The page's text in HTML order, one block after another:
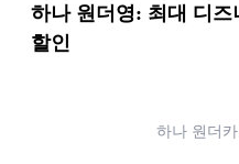
하나 원더영: 최대 디즈
할인
하나 원더